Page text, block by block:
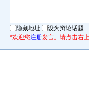
隐藏地址
设为辩论话题
*欢迎您注册发言。请点击右